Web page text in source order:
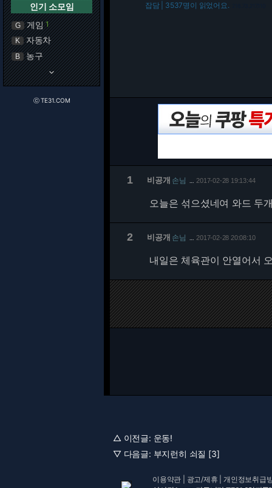
인기 소모임
G 게임 1
K 자동차
B 농구
keyboard_arrow_down
ⓒ TE31.COM
잡담 | 3537명이 읽었어요.
1 비공개 손님 2017-02-28 19:13:44
오늘은 섞으셨네여 와드 두
2 비공개 손님 2017-02-28 20:08:10
내일은 체육관이 안열어서
△ 이전글: 운동!
▽ 다음글: 부지런히 쇠질 [3]
이용약관 광고/제휴 |개인정보취급